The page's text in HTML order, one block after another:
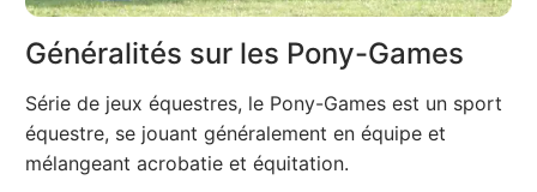
Généralités sur les Pony-Games
Série de jeux équestres, le Pony-Games est un sport
équestre, se jouant généralement en équipe et
mélangeant acrobatie et équitation.